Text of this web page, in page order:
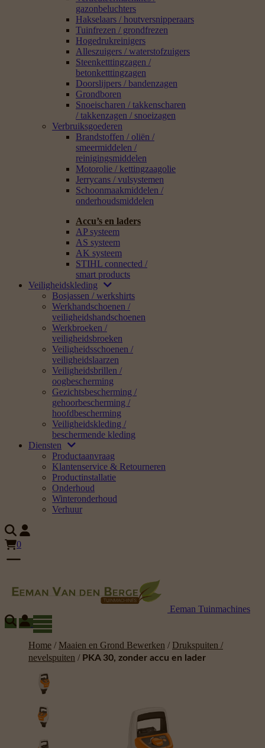
gazonbeluchters
Hakselaars / houtversnipperaars
Tuinfrezen / grondfrezen
Hogedrukreinigers
Alleszuigers / waterstofzuigers
Steenketttingzagen /
betonketttingzagen
Doorslijpers / bandenzagen
Grondboren
Snoeischaren / takkenscharen
/ takkenzagen / snoeizagen
Verbruiksgoederen
Brandstoffen / oliën /
smeermiddelen /
reinigingsmiddelen
Motorolie / kettingzaagolie
Jerrycans / vulsystemen
Schoonmaakmiddelen /
onderhoudsmiddelen
Accu’s en laders
AP systeem
AS systeem
AK systeem
STIHL connected /
smart products
Veiligheidskleding
Bosjassen / werkshirts
Werkhandschoenen /
veiligheidshandschoenen
Werkbroeken /
veiligheidsbroeken
Veiligheidsschoenen /
veiligheidslaarzen
Veiligheidsbrillen /
oogbescherming
Gezichtsbescherming /
gehoorbescherming /
hoofdbescherming
Veiligheidskleding /
beschermende kleding
Diensten
Productaanvraag
Klantenservice & Retourneren
Productinstallatie
Onderhoud
Winteronderhoud
Verhuur
0
Eeman Tuinmachines
Home / Maaien en Grond Bewerken / Drukspuiten /
nevelspuiten / PKA 30, zonder accu en lader